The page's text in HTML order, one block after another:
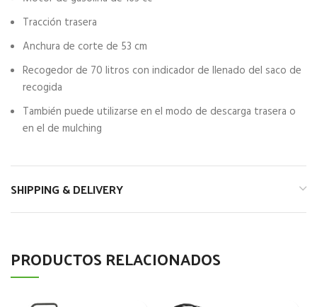
Tracción trasera
Anchura de corte de 53 cm
Recogedor de 70 litros con indicador de llenado del saco de
recogida
También puede utilizarse en el modo de descarga trasera o
en el de mulching
SHIPPING & DELIVERY
PRODUCTOS RELACIONADOS